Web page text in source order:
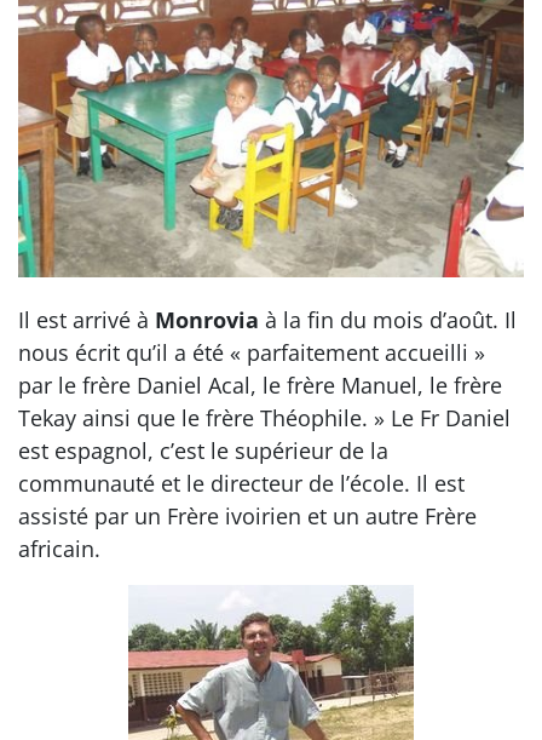
Il est arrivé à Monrovia à la fin du mois d’août. Il
nous écrit qu’il a été « parfaitement accueilli »
par le frère Daniel Acal, le frère Manuel, le frère
Tekay ainsi que le frère Théophile. » Le Fr Daniel
est espagnol, c’est le supérieur de la
communauté et le directeur de l’école. Il est
assisté par un Frère ivoirien et un autre Frère
africain.